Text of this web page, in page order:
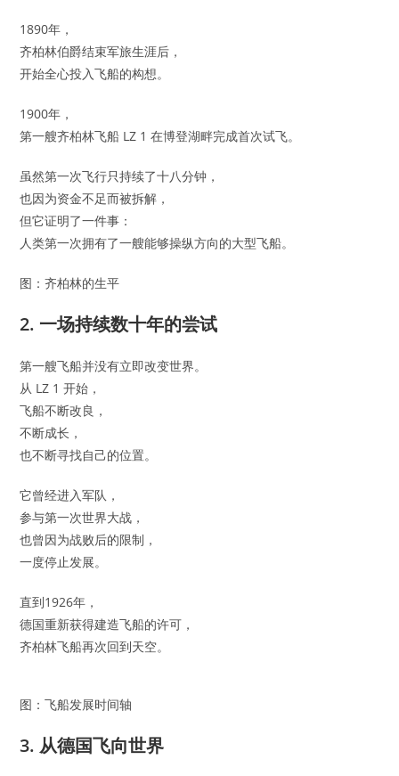
1890年，
齐柏林伯爵结束军旅生涯后，
开始全心投入飞船的构想。
1900年，
第一艘齐柏林飞船 LZ 1 在博登湖畔完成首次试飞。
虽然第一次飞行只持续了十八分钟，
也因为资金不足而被拆解，
但它证明了一件事：
人类第一次拥有了一艘能够操纵方向的大型飞船。
图：齐柏林的生平
2. 一场持续数十年的尝试
第一艘飞船并没有立即改变世界。
从 LZ 1 开始，
飞船不断改良，
不断成长，
也不断寻找自己的位置。
它曾经进入军队，
参与第一次世界大战，
也曾因为战败后的限制，
一度停止发展。
直到1926年，
德国重新获得建造飞船的许可，
齐柏林飞船再次回到天空。
图：飞船发展时间轴
3. 从德国飞向世界